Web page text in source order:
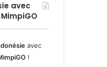
avec
avec
!